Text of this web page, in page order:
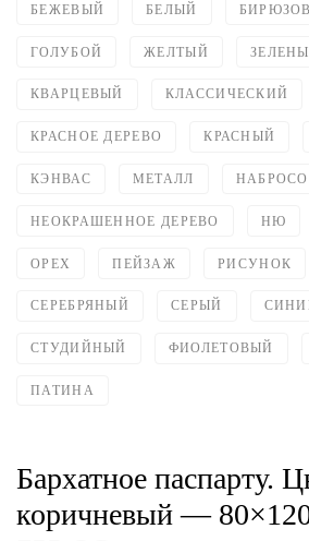
БЕЖЕВЫЙ БЕЛЫЙ
ГОЛУБОЙ ЖЕЛТЫЙ
КВАРЦЕВЫЙ КЛАССИЧЕСКИЙ
КРАСНОЕ ДЕРЕВО КРАСНЫЙ
КЭНВАС МЕТАЛЛ
НЕОКРАШЕННОЕ ДЕРЕВО НЮ
ОРЕХ ПЕЙЗАЖ РИСУНОК
СЕРЕБРЯНЫЙ СЕРЫЙ
СТУДИЙНЫЙ ФИОЛЕТОВЫЙ
ПАТИНА
Бархатное паспарту.
коричневый —